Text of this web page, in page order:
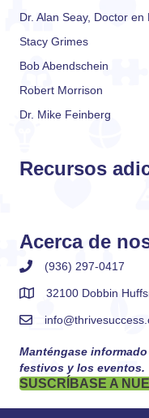
Dr. Alan Seay, Doctor en
Stacy Grimes
Bob Abendschein
Robert Morrison
Dr. Mike Feinberg
Recursos
Acerca de
(936) 297-0417
32100 Dobbin
Manténgase
festivos y los eventos.
SUSCRÍBASE A